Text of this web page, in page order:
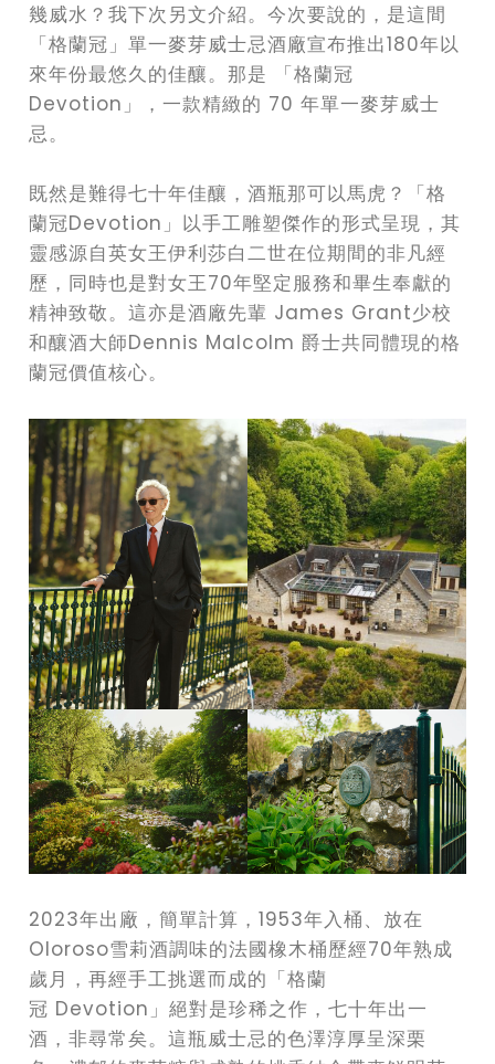
幾威水？我下次另文介紹。今次要說的，是這間
「格蘭冠」單一麥芽威士忌酒廠宣布推出180年以
來年份最悠久的佳釀。那是 「格蘭冠
Devotion」，一款精緻的 70 年單一麥芽威士
忌。
既然是難得七十年佳釀，酒瓶那可以馬虎？「格
蘭冠Devotion」以手工雕塑傑作的形式呈現，其
靈感源自英女王伊利莎白二世在位期間的非凡經
歷，同時也是對女王70年堅定服務和畢生奉獻的
精神致敬。這亦是酒廠先輩 James Grant少校
和釀酒大師Dennis Malcolm 爵士共同體現的格
蘭冠價值核心。
2023年出廠，簡單計算，1953年入桶、放在
Oloroso雪莉酒調味的法國橡木桶歷經70年熟成
歲月，再經手工挑選而成的「格蘭
冠 Devotion」絕對是珍稀之作，七十年出一
酒，非尋常矣。這瓶威士忌的色澤淳厚呈深栗